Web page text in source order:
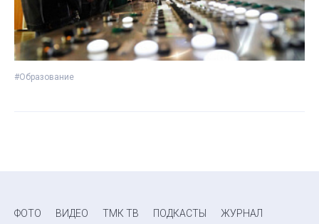
#Образование
ФОТО ВИДЕО ТМК ТВ ПОДКАСТЫ ЖУРНАЛ